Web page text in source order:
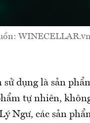
sử dụng là sản
tự nhiên,
Ngư, các sản